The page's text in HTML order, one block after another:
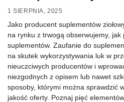
1 SIERPNIA, 2025
Jako producent suplementów
na rynku z trwogą obserwujemy,
suplementów. Zaufanie do
na skutek wykorzystywania luk w
nieuczciwych producentów i
niezgodnych z opisem lub nawet
sposoby, którymi można sprawdzić
jakość oferty. Poznaj pięć